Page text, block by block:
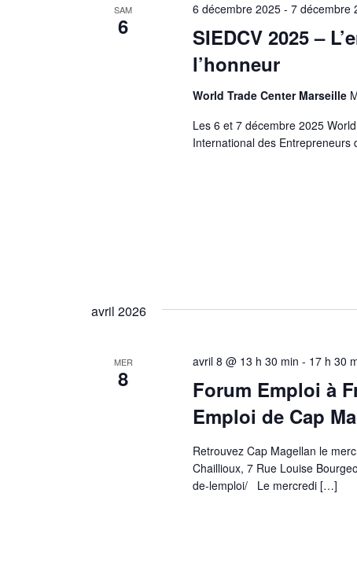
SAM
6
SIEDCV 2025 –
l’honneur
6 décembre 2025 -7 décembre
World Trade Center Marseille
Les 6 et 7 décembre 2025
International des Entrepreneurs
avril 2026
MER
8
Forum Emploi à
Emploi de Cap
avril 8 @ 13 h 30 min - 17 h 30
Retrouvez Cap Magellan le
Chaillioux, 7 Rue Louise
de-lemploi/ Le mercredi […]